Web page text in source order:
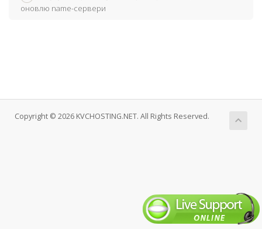
оновлю name-сервери
Copyright © 2026 KVCHOSTING.NET. All Rights Reserved.